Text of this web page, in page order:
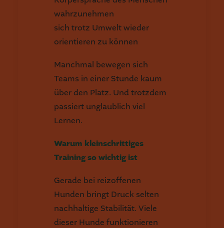
wahrzunehmen
sich trotz Umwelt wieder
orientieren zu können
Manchmal bewegen sich
Teams in einer Stunde kaum
über den Platz. Und trotzdem
passiert unglaublich viel
Lernen.
Warum kleinschrittiges
Training so wichtig ist
Gerade bei reizoffenen
Hunden bringt Druck selten
nachhaltige Stabilität. Viele
dieser Hunde funktionieren